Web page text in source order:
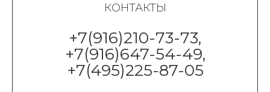
КОНТАКТЫ
+7(916)210-73-73,
+7(916)647-54-49,
+7(495)225-87-05